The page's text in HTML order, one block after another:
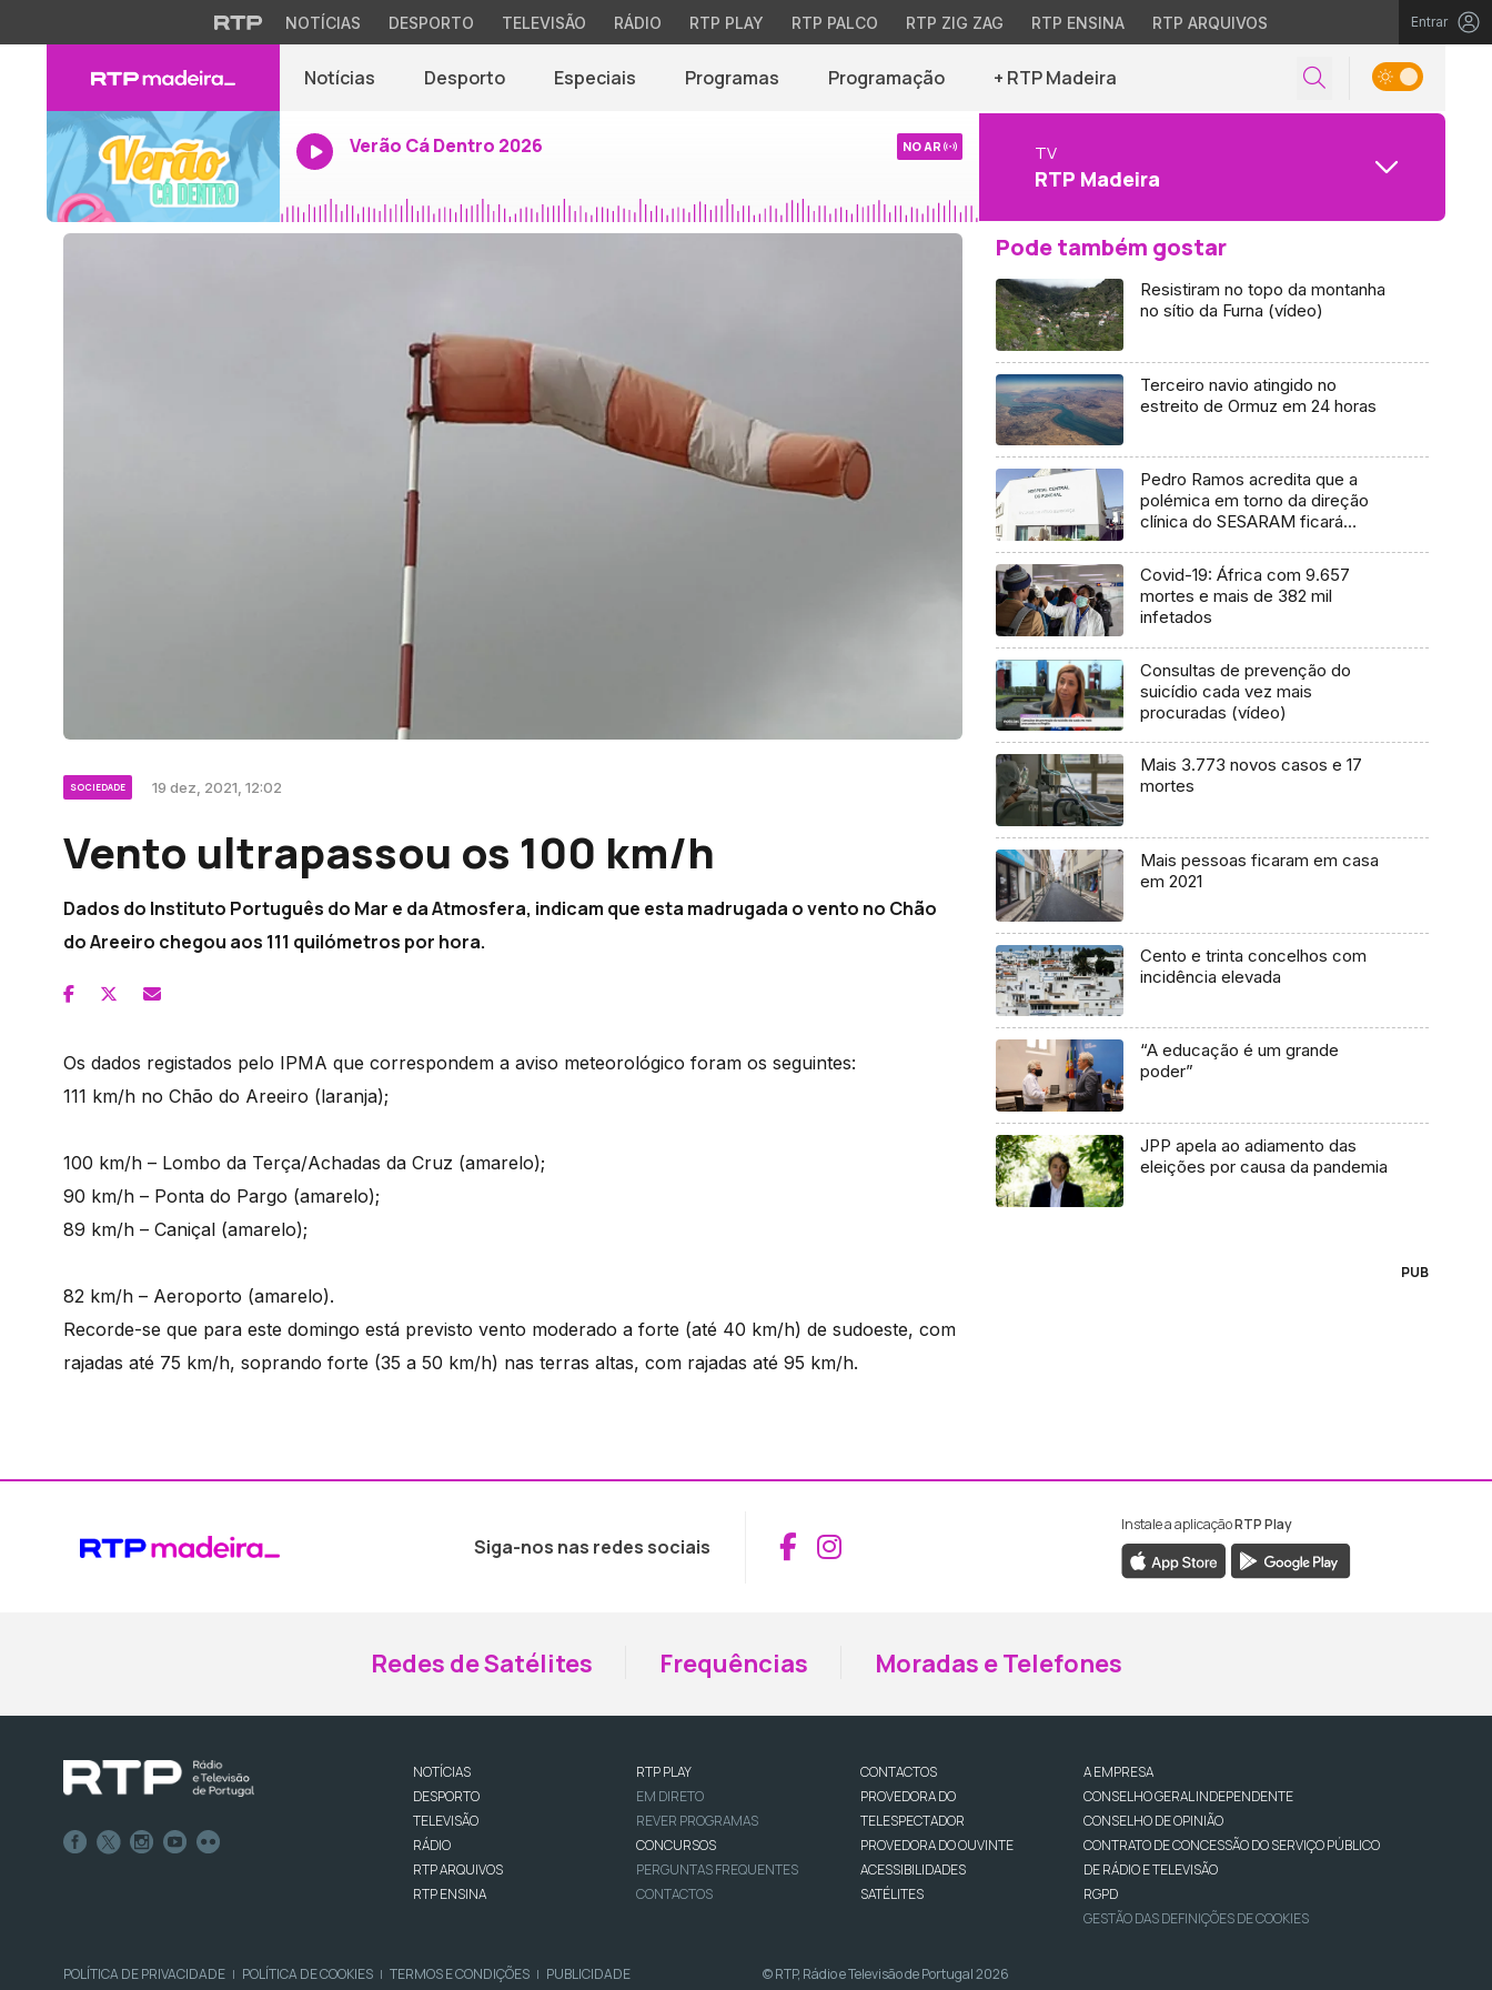
NOTÍCIAS DESPORTO TELEVISÃO RÁDIO RTP PLAY RTP PALCO RTP ZIG ZAG RTP ENSINA RTP ARQUIVOS Entrar
Notícias Desporto Especiais Programas Programação + RTP Madeira
Verão Cá Dentro 2026 NO AR TV
RTP Madeira
SOCIEDADE 19 dez, 2021, 12:02
Vento ultrapassou os 100 km/h
Dados do Instituto Português do Mar e da Atmosfera, indicam que esta madrugada o vento no Chão
do Areeiro chegou aos 111 quilómetros por hora.
Os dados registados pelo IPMA que correspondem a aviso meteorológico foram os seguintes:
111 km/h no Chão do Areeiro (laranja);
100 km/h – Lombo da Terça/Achadas da Cruz (amarelo);
90 km/h – Ponta do Pargo (amarelo);
89 km/h – Caniçal (amarelo);
82 km/h – Aeroporto (amarelo).
Recorde-se que para este domingo está previsto vento moderado a forte (até 40 km/h) de sudoeste, com
rajadas até 75 km/h, soprando forte (35 a 50 km/h) nas terras altas, com rajadas até 95 km/h.
Pode também gostar
Resistiram no topo da montanha
no sítio da Furna (vídeo)
Terceiro navio atingido no
estreito de Ormuz em 24 horas
Pedro Ramos acredita que a
polémica em torno da direção
clínica do SESARAM ficará
Covid-19: África com 9.657
mortes e mais de 382 mil
infetados
Consultas de prevenção do
suicídio cada vez mais
procuradas (vídeo)
Mais 3.773 novos casos e 17
mortes
Mais pessoas ficaram em casa
em 2021
Cento e trinta concelhos com
incidência elevada
“A educação é um grande
poder”
JPP apela ao adiamento das
eleições por causa da pandemia
PUB
Siga-nos nas redes sociais Aceder ao Facebook da RTP Madeira
Aceder ao Instagram da RTP Madeira
Instale a aplicaçãoRTP Play
Redes de Satélites Frequências Moradas e Telefones
NOTÍCIAS
DESPORTO
TELEVISÃO
RÁDIO
RTP ARQUIVOS
RTP ENSINA
RTP PLAY
EM DIRETO
REVER PROGRAMAS
CONCURSOS
PERGUNTAS FREQUENTES
CONTACTOS
CONTACTOS
PROVEDORA DO
TELESPECTADOR
PROVEDORA DO OUVINTE
ACESSIBILIDADES
SATÉLITES
A EMPRESA
CONSELHO GERAL INDEPENDENTE
CONSELHO DE OPINIÃO
CONTRATO DE CONCESSÃO DO SERVIÇO PÚBLICO
DE RÁDIO E TELEVISÃO
RGPD
GESTÃO DAS DEFINIÇÕES DE COOKIES
POLÍTICA DE PRIVACIDADE | POLÍTICA DE COOKIES | TERMOS E CONDIÇÕES | PUBLICIDADE © RTP, Rádio e Televisão de Portugal 2026